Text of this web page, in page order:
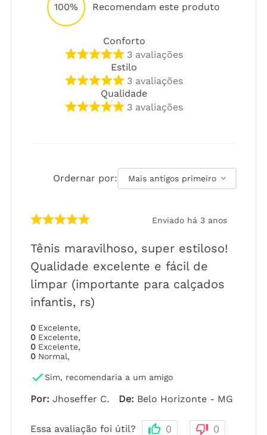
100% Recomendam este produto
Conforto
3 avaliações
Estilo
3 avaliações
Qualidade
3 avaliações
Ordernar por: Mais antigos primeiro
Enviado há 3 anos
Tênis maravilhoso, super estiloso!
Qualidade excelente e fácil de
limpar (importante para calçados
infantis, rs)
0 Excelente,
0 Excelente,
0 Excelente,
0 Normal,
Sim, recomendaria a um amigo
Por: Jhoseffer C. De: Belo Horizonte - MG
Essa avaliação foi útil? 0 0